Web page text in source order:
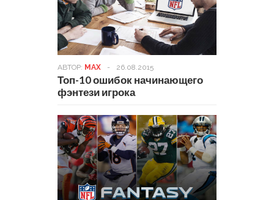
АВТОР: MAX - 26.08.2015
Топ-10 ошибок начинающего
фэнтези игрока